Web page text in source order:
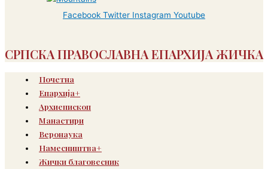
Facebook Twitter Instagram Youtube
СРПСКА ПРАВОСЛАВНА ЕПАРХИЈА ЖИЧКА
Почетна
Епархија+
Архиепископ
Манастири
Веронаука
Намесништва+
Жички благовесник